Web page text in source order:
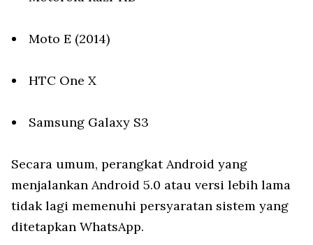
Moto E (2014)
HTC One X
Samsung Galaxy S3
Secara umum, perangkat Android yang
menjalankan Android 5.0 atau versi lebih lama
tidak lagi memenuhi persyaratan sistem yang
ditetapkan WhatsApp.